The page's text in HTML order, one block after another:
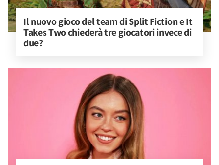
Il nuovo gioco del team di Split Fiction e It
Takes Two chiederà tre giocatori invece di
due?